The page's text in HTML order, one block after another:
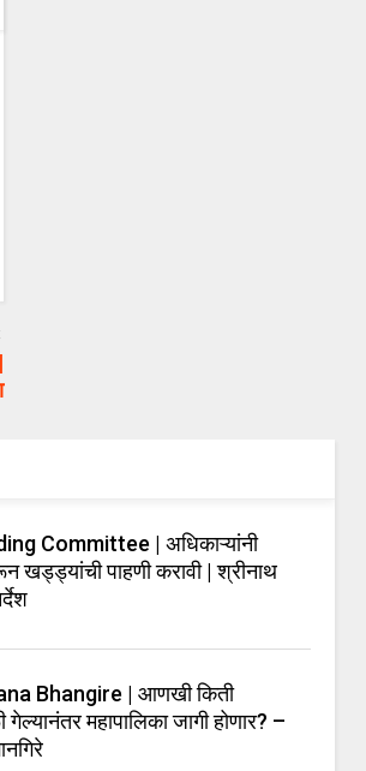
Committee | अधिकाऱ्यांनी
खड्ड्यांची पाहणी करावी | श्रीनाथ
Bhangire | आणखी किती
महापालिका जागी होणार? –